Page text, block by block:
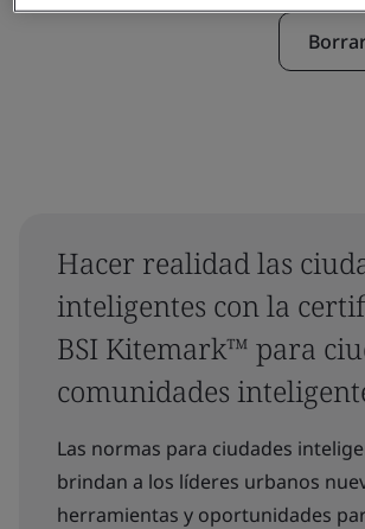
Hacer realidad las
inteligentes con la
BSI Kitemark™ para
comunidades
Las normas para ciudades
brindan a los líderes urbanos
herramientas y oportunidades